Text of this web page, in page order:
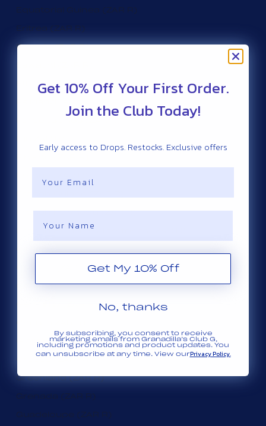
Equatorial Guinea (ZAR R)
Eritrea (ZAR R)
Estonia (ZAR R)
Ethiopia (ZAR R)
French Polynesia (ZAR R)
French Southern Territories (ZAR R)
Gambia (ZAR R)
Georgia (ZAR R)
Gibraltar (ZAR R)
Greenland (ZAR R)
Grenada (ZAR R)
Guadeloupe (ZAR R)
Get 10% Off Your First Order.
Join the Club Today!
Early access to Drops. Restocks. Exclusive offers
Get My 10% Off
No, thanks
By subscribing, you consent to receive
marketing emails from Granadilla’s Club G,
including promotions and product updates. You
can unsubscribe at any time. View ourPrivacy Policy.